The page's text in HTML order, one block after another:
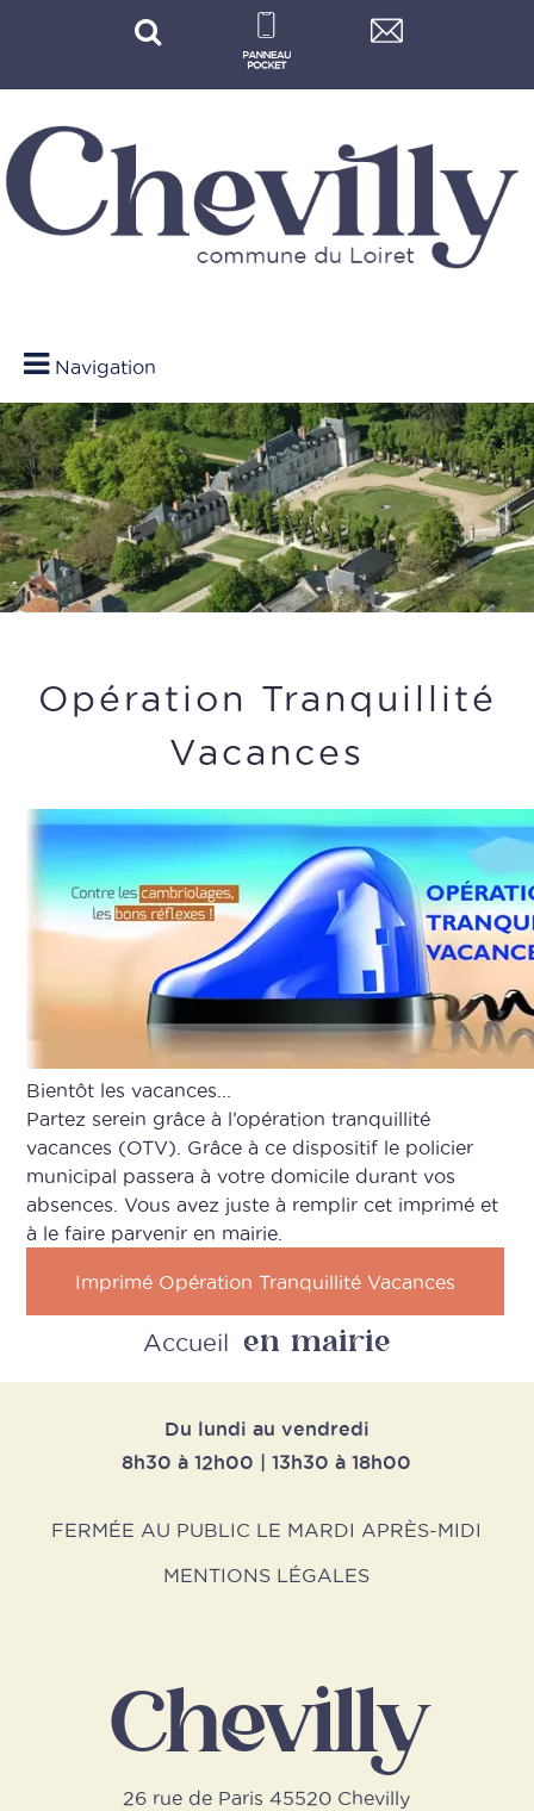
Navigation
Opération Tranquillité
Vacances
Bientôt les vacances...
Partez serein grâce à l’opération tranquillité
vacances (OTV). Grâce à ce dispositif le policier
municipal passera à votre domicile durant vos
absences. Vous avez juste à remplir cet imprimé et
à le faire parvenir en mairie.
Imprimé Opération Tranquillité Vacances
Retour
Accueil en mairie
Du lundi au vendredi
8h30 à 12h00 | 13h30 à 18h00
FERMÉE AU PUBLIC LE MARDI APRÈS-MIDI
MENTIONS LÉGALES
Chevilly
26 rue de Paris 45520 Chevilly